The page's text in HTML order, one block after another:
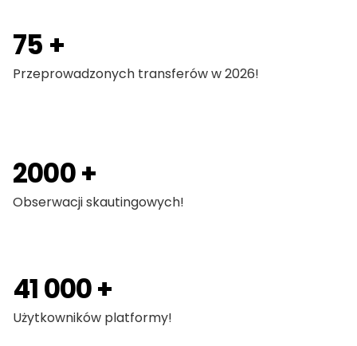
75 +
Przeprowadzonych transferów w 2026!
2000 +
Obserwacji skautingowych!
41 000 +
Użytkowników platformy!